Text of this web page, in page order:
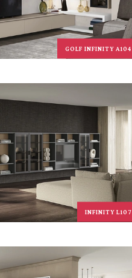
GOLF INFINITY A104
INFINITY L107